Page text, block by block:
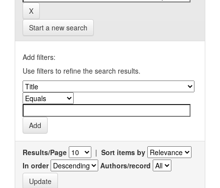
Start a new search
Add filters:
Use filters to refine the search results.
Results/Page | Sort items by
In order
Authors/record